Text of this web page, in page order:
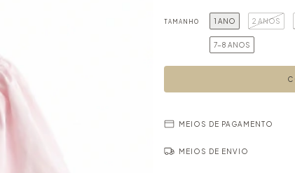
TAMANHO 1 ANO 2 ANOS
7-8 ANOS
MEIOS DE PAGAMENTO
MEIOS DE ENVIO